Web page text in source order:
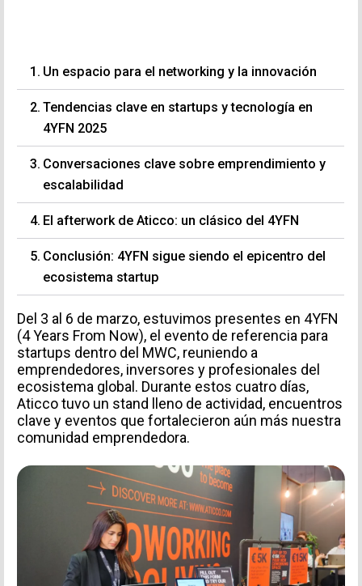
Un espacio para el networking y la innovación
Tendencias clave en startups y tecnología en
4YFN 2025
Conversaciones clave sobre emprendimiento y
escalabilidad
El afterwork de Aticco: un clásico del 4YFN
Conclusión: 4YFN sigue siendo el epicentro del
ecosistema startup
Del 3 al 6 de marzo, estuvimos presentes en 4YFN
(4 Years From Now), el evento de referencia para
startups dentro del MWC, reuniendo a
emprendedores, inversores y profesionales del
ecosistema global. Durante estos cuatro días,
Aticco tuvo un stand lleno de actividad, encuentros
clave y eventos que fortalecieron aún más nuestra
comunidad emprendedora.